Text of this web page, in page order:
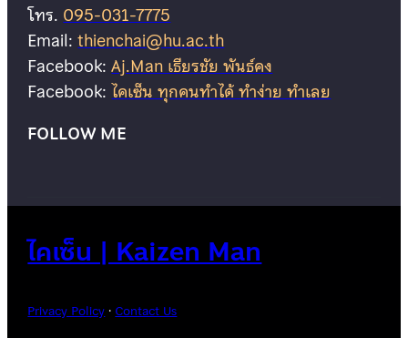
โทร.095-031-7775
Email:thienchai@hu.ac.th
Facebook:Aj.Man เธียรชัย พันธ์คง
Facebook:ไคเซ็น ทุกคนทำได้ ทำง่าย ทำเลย
FOLLOW ME
ไคเซ็น | Kaizen Man
Privacy Policy · Contact Us